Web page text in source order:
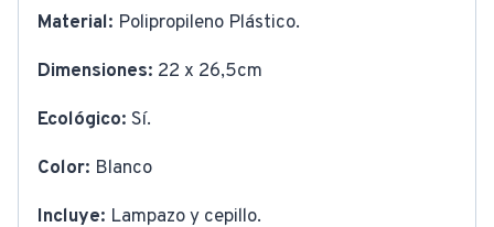
Material: Polipropileno Plástico.
Dimensiones: 22 x 26,5cm
Ecológico: Sí.
Color: Blanco
Incluye: Lampazo y cepillo.